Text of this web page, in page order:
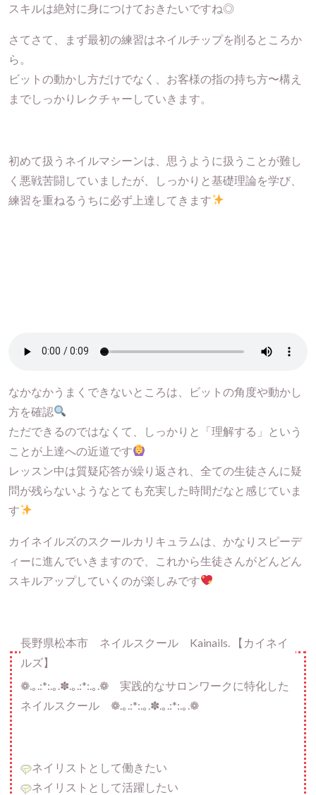
スキルは絶対に身につけておきたいですね◎
さてさて、まず最初の練習はネイルチップを削るところか
ら。
ビットの動かし方だけでなく、お客様の指の持ち方〜構え
までしっかりレクチャーしていきます。
初めて扱うネイルマシーンは、思うように扱うことが難し
く悪戦苦闘していましたが、しっかりと基礎理論を学び、
練習を重ねるうちに必ず上達してきます
なかなかうまくできないところは、ビットの角度や動かし
方を確認
ただできるのではなくて、しっかりと「理解する」という
ことが上達への近道です
レッスン中は質疑応答が繰り返され、全ての生徒さんに疑
問が残らないようなとても充実した時間だなと感じていま
す
カイネイルズのスクールカリキュラムは、かなりスピーデ
ィーに進んでいきますので、これから生徒さんがどんどん
スキルアップしていくのが楽しみです
長野県松本市 ネイルスクール Kainails. 【カイネイ
ルズ】
❁.｡.:*:.｡.✽.｡.:*:.｡.❁ 実践的なサロンワークに特化した
ネイルスクール ❁.｡.:*:.｡.✽.｡.:*:.｡.❁
ネイリストとして働きたい
ネイリストとして活躍したい